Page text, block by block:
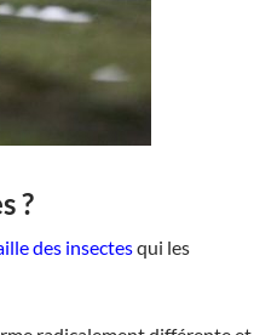
?
des insectesqui les